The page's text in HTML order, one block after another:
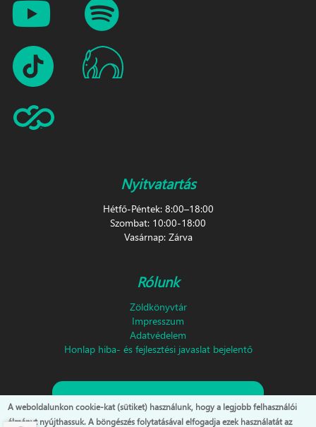
Nyitvatartás
Hétfő-Péntek: 8:00–18:00
Szombat: 10:00-18:00
Vasárnap: Zárva
Rólunk
Zöldkönyvtár
Impresszum
Adatvédelem
Honlap hiba- és fejlesztési javaslat bejelentő
Feliratkozás hírlevélre!
A weboldalunkon cookie-kat (sütiket) használunk, hogy a legjobb felhasználói
élményt nyújthassuk. A böngészés folytatásával elfogadja ezek használatát az